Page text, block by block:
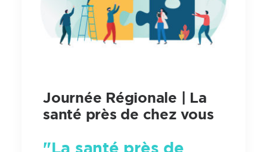
Journée Régionale | La
santé près de chez vous